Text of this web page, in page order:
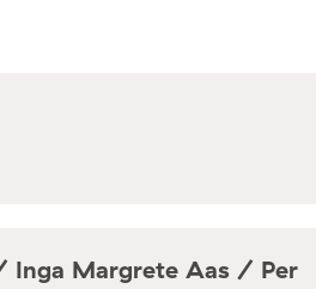
Inga Margrete Aas / Per